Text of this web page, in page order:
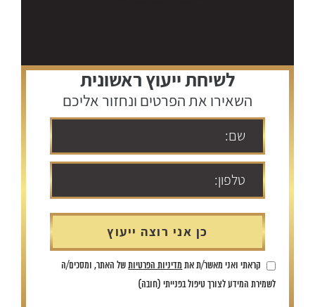
לשיחת ייעוץ ראשונית
השאירו את הפרטים ונחזור אליכם
קראתי ואני מאשר/ת את מדיניות הפרטיותשל האתר, ומסכים/ה
לשמירת המידע לצורך טיפול בפנייתי (חובה)